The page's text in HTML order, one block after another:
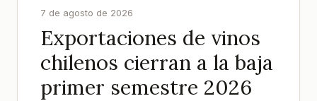
7 de agosto de 2026
Exportaciones de vinos
chilenos cierran a la baja
primer semestre 2026